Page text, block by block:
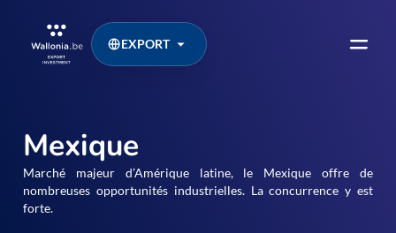
EXPORT
Mexique
Marché majeur d’Amérique latine, le Mexique offre de
nombreuses opportunités industrielles. La concurrence y est
forte.